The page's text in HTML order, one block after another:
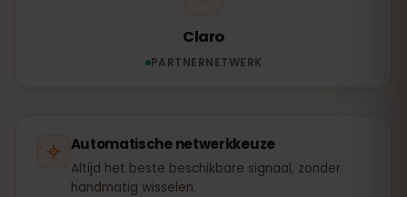
Claro
PARTNERNETWERK
Automatische netwerkkeuze
Altijd het beste beschikbare signaal, zonder
handmatig wisselen.